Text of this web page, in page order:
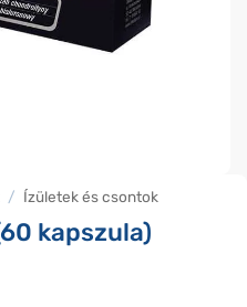
/ Ízületek és csontok
kapszula)